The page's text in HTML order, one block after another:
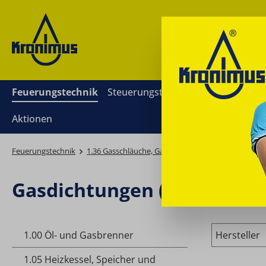
Zur Hauptnavigation springen
Feuerungstechnik Steuerungstechnik Mess- und
Aktionen
Feuerungstechnik 1.36 Gasschläuche, Gasdichtungen
Gasdichtungen (Gummi)
1.00 Öl- und Gasbrenner
1.05 Heizkessel, Speicher und
Hersteller